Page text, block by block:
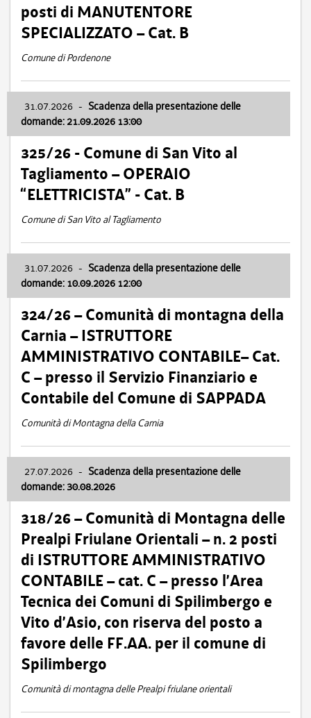
posti di MANUTENTORE
SPECIALIZZATO – Cat. B
Comune di Pordenone
31.07.2026 - Scadenza della presentazione delle
domande: 21.09.2026 13:00
325/26 - Comune di San Vito al
Tagliamento – OPERAIO
“ELETTRICISTA” - Cat. B
Comune di San Vito al Tagliamento
31.07.2026 - Scadenza della presentazione delle
domande: 10.09.2026 12:00
324/26 – Comunità di montagna della
Carnia – ISTRUTTORE
AMMINISTRATIVO CONTABILE– Cat.
C – presso il Servizio Finanziario e
Contabile del Comune di SAPPADA
Comunità di Montagna della Carnia
27.07.2026 - Scadenza della presentazione delle
domande: 30.08.2026
318/26 – Comunità di Montagna delle
Prealpi Friulane Orientali – n. 2 posti
di ISTRUTTORE AMMINISTRATIVO
CONTABILE – cat. C – presso l’Area
Tecnica dei Comuni di Spilimbergo e
Vito d’Asio, con riserva del posto a
favore delle FF.AA. per il comune di
Spilimbergo
Comunità di montagna delle Prealpi friulane orientali